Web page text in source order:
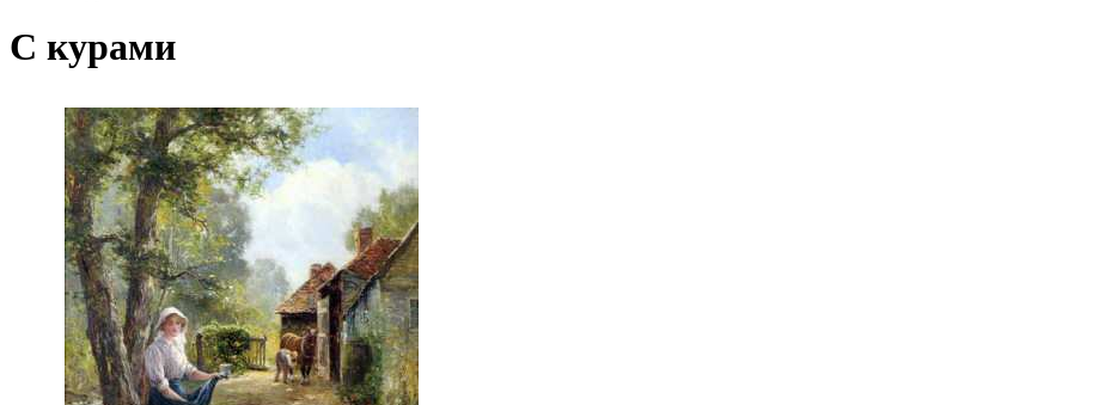
C курами